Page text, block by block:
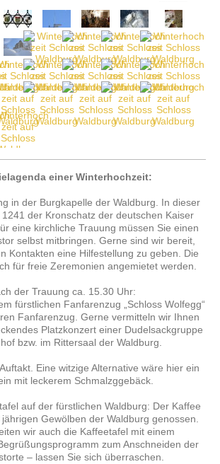
einer Winterhochzeit:
in der Burgkapelle der Waldburg. In dieser
der Kronschatz der deutschen Kaiser
eine kirchliche Trauung müssen Sie einen
selbst mitbringen. Gerne sind wir bereit,
Kontakten eine Hilfestellung zu geben. Die
für freie Zeremonien angemietet werden.
der Trauung ca. 15.30 Uhr:
fürstlichen Fanfarenzug „Schloss Wolfegg“
Fanfarenzug. Gerne vermitteln wir Ihnen
Platzkonzert einer Dudelsackgruppe
bzw. im Rittersaal der Waldburg.
Eine witzige Alternative wäre hier ein
mit leckerem Schmalzggebäck.
auf der fürstlichen Waldburg: Der Kaffee
Gewölben der Waldburg genossen.
wir auch die Kaffeetafel mit einem
zum Anschneiden der
– lassen Sie sich überraschen.